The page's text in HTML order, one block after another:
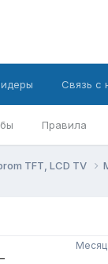
Правила
Связь с
TFT, LCD TV
Месяц